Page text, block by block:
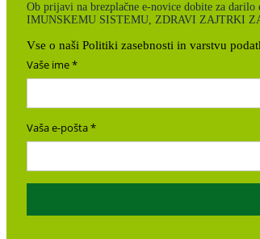
Ob prijavi na brezplačne e-novice dobite za
IMUNSKEMU SISTEMU, ZDRAVI ZAJTRKI
Vse o naši Politiki zasebnosti in varstvu
Vaše ime
Vaša e-pošta